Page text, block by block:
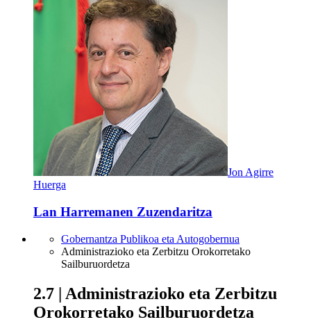
Jon Agirre
Huerga
Lan Harremanen Zuzendaritza
Gobernantza Publikoa eta Autogobernua
Administrazioko eta Zerbitzu Orokorretako
Sailburuordetza
2.7 | Administrazioko eta Zerbitzu
Orokorretako Sailburuordetza